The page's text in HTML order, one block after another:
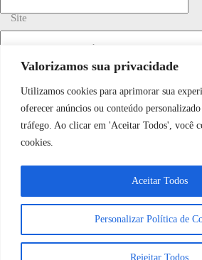
Valorizamos sua privacidade
Utilizamos cookies para aprimorar sua
oferecer anúncios ou conteúdo
tráfego. Ao clicar em 'Aceitar Todos', você
cookies.
Personalizar Política de
Rejeitar Todos
Aceitar Todos
Site
Adicionar comentário
Salvar meu nome, e-mail e site neste
próxima vez que eu comentar.
Publicar comentário
WhatsApp JF Tech
Vamos conversar e
podemos ajudá-lo hoje?
Abrir